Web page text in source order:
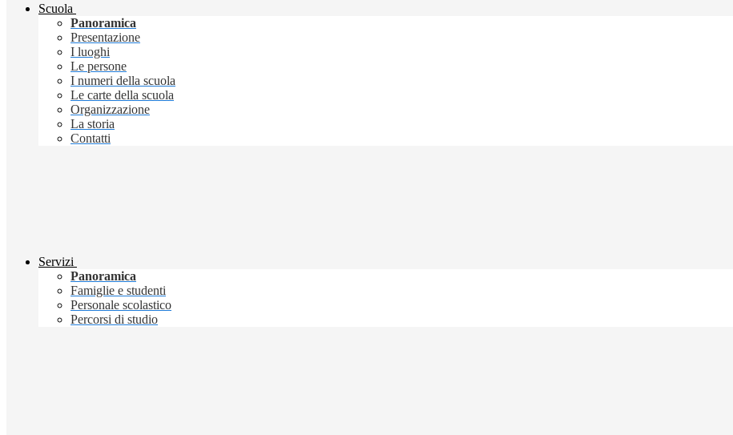
Scuola
Panoramica
Presentazione
I luoghi
Le persone
I numeri della scuola
Le carte della scuola
Organizzazione
La storia
Contatti
Servizi
Panoramica
Famiglie e studenti
Personale scolastico
Percorsi di studio